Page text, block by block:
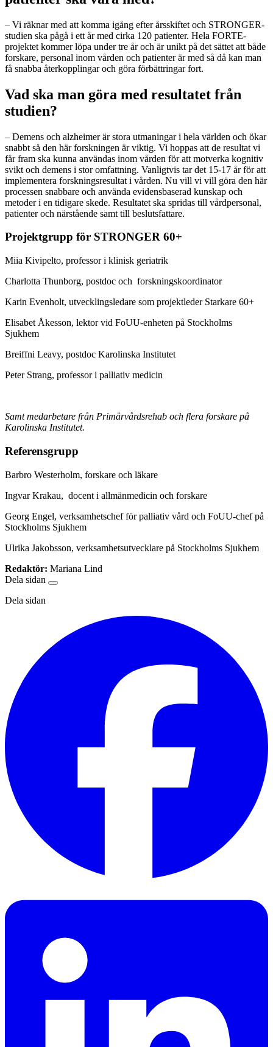
– Vi räknar med att komma igång efter årsskiftet och STRONGER-
studien ska pågå i ett år med cirka 120 patienter. Hela FORTE-
projektet kommer löpa under tre år och är unikt på det sättet att både
forskare, personal inom vården och patienter är med så då kan man
få snabba återkopplingar och göra förbättringar fort.
Vad ska man göra med resultatet från
studien?
– Demens och alzheimer är stora utmaningar i hela världen och ökar
snabbt så den här forskningen är viktig. Vi hoppas att de resultat vi
får fram ska kunna användas inom vården för att motverka kognitiv
svikt och demens i stor omfattning. Vanligtvis tar det 15-17 år för att
implementera forskningsresultat i vården. Nu vill vi vill göra den här
processen snabbare och använda evidensbaserad kunskap och
metoder i en tidigare skede. Resultatet ska spridas till vårdpersonal,
patienter och närstående samt till beslutsfattare.
Projektgrupp för STRONGER 60+
Miia Kivipelto, professor i klinisk geriatrik
Charlotta Thunborg, postdoc och forskningskoordinator
Karin Evenholt, utvecklingsledare som projektleder Starkare 60+
Elisabet Åkesson, lektor vid FoUU-enheten på Stockholms
Sjukhem
Breiffni Leavy, postdoc Karolinska Institutet
Peter Strang, professor i palliativ medicin
Samt medarbetare från Primärvårdsrehab och flera forskare på
Karolinska Institutet.
Referensgrupp
Barbro Westerholm, forskare och läkare
Ingvar Krakau, docent i allmänmedicin och forskare
Georg Engel, verksamhetschef för palliativ vård och FoUU-chef på
Stockholms Sjukhem
Ulrika Jakobsson, verksamhetsutvecklare på Stockholms Sjukhem
Redaktör: Mariana Lind
Dela sidan
Dela sidan